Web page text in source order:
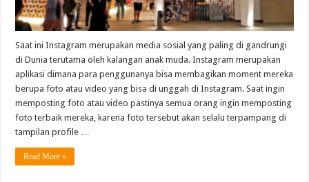
Saat ini Instagram merupakan media sosial yang paling di gandrungi
di Dunia terutama oleh kalangan anak muda. Instagram merupakan
aplikasi dimana para penggunanya bisa membagikan moment mereka
berupa foto atau video yang bisa di unggah di Instagram. Saat ingin
memposting foto atau video pastinya semua orang ingin memposting
foto terbaik mereka, karena foto tersebut akan selalu terpampang di
tampilan profile …
Read More »